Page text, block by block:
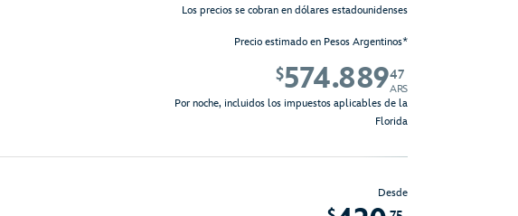
Los precios se cobran en dólares estadounidenses
Precio estimado en Pesos Argentinos*
$574.88947
ARS
Por noche, incluidos los impuestos aplicables de la
Florida
Desde